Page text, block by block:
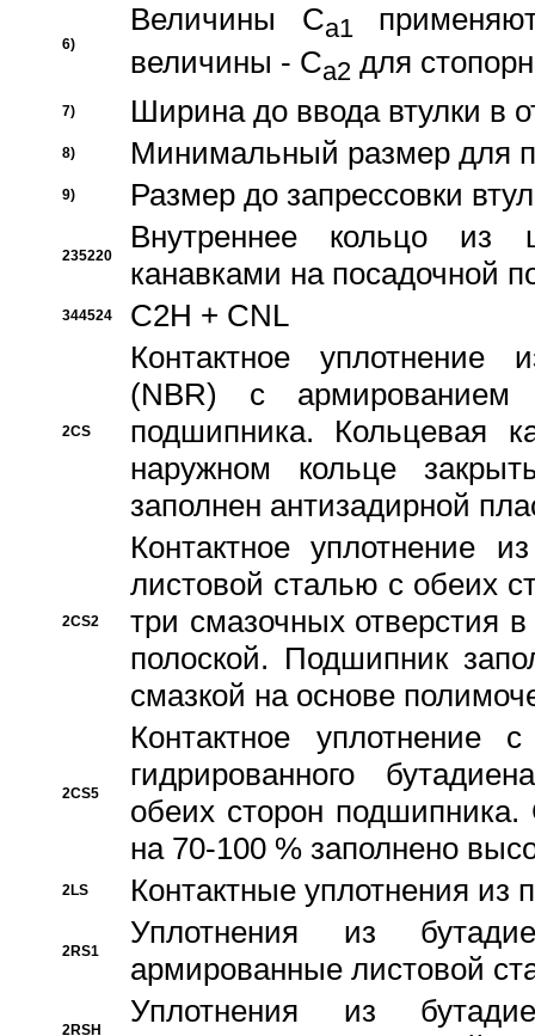
6)
Величины Ca1
величины - Ca2 для
7) Ширина до ввода втулки в
8) Минимальный размер для
9) Размер до запрессовки
235220
Внутреннее кольцо из
канавками на посадочной
344524 C2H + CNL
2CS
Контактное уплотнение
(NBR) с
подшипника. Кольцевая
наружном кольце
заполнен антизадирной
2CS2
Контактное уплотнение
листовой сталью с обеих
три смазочных отверстия
полоской. Подшипник
смазкой на основе
2CS5
Контактное уплотнение
гидрированного
обеих сторон
на 70-100 % заполнено
2LS Контактные уплотнения из
2RS1
Уплотнения из
армированные листовой
2RSH
Уплотнения из